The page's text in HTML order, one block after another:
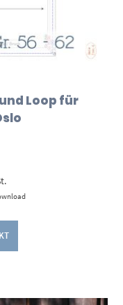
Loop für